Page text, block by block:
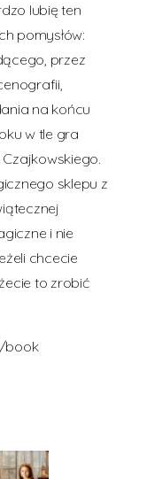
lubię ten
pomysłów:
przez
na końcu
w tle gra
sklepu z
i nie
chcecie
to zrobić
book